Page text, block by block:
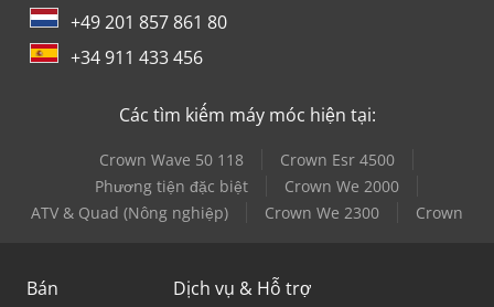
+49 201 857 861 80
+34 911 433 456
Các tìm kiếm máy móc hiện tại:
Crown Wave 50 118
Crown Esr 4500
Phương tiện đặc biệt
Crown We 2000
ATV & Quad (Nông nghiệp)
Crown We 2300 Crown
Bán Dịch vụ & Hỗ trợ